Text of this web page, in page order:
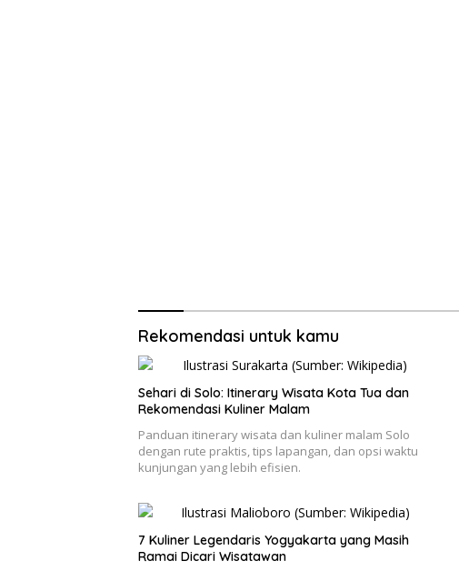
Rekomendasi untuk kamu
Sehari di Solo: Itinerary Wisata Kota Tua dan
Rekomendasi Kuliner Malam
Panduan itinerary wisata dan kuliner malam Solo
dengan rute praktis, tips lapangan, dan opsi waktu
kunjungan yang lebih efisien.
7 Kuliner Legendaris Yogyakarta yang Masih
Ramai Dicari Wisatawan